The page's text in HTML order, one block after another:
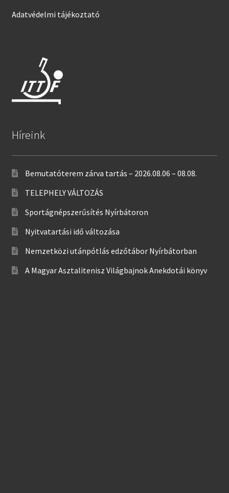
Adatvédelmi tájékoztató
Híreink
Bemutatóterem zárva tartás – 2026.08.06 – 08.08.
TELEPHELY VÁLTOZÁS
Sportágnépszerűsítés Nyírbátoron
Nyitvatartási idő változása
Nemzetközi utánpótlás edzőtábor Nyírbátorban
A Magyar Asztalitenisz Világbajnok Anekdotái könyv